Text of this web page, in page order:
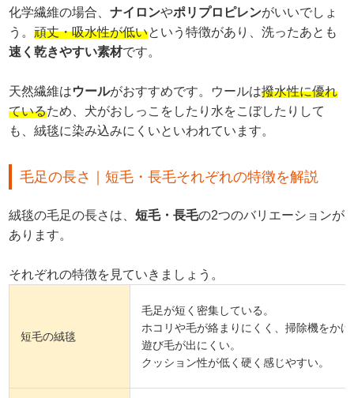
化学繊維の場合、ナイロンやポリプロピレンがいいでしょ
う。頑丈・吸水性が低いという特徴があり、洗ったあとも
速く乾きやすい素材です。
天然繊維はウールがおすすめです。ウールは撥水性に優れ
ているため、犬がおしっこをしたり水をこぼしたりして
も、絨毯に染み込みにくいといわれています。
毛足の長さ｜短毛・長毛それぞれの特徴を解説
絨毯の毛足の長さは、短毛・長毛の2つのバリエーションが
あります。
それぞれの特徴を見ていきましょう。
短毛の絨毯
毛足が短く密集している。
ホコリや毛が絡まりにくく、掃除機をか
遊び毛が出にくい。
クッション性が低く硬く感じやすい。